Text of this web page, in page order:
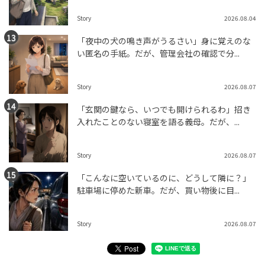
Story 2026.08.04
「夜中の犬の鳴き声がうるさい」身に覚えのな
い匿名の手紙。だが、管理会社の確認で分...
Story 2026.08.07
「玄関の鍵なら、いつでも開けられるわ」招き
入れたことのない寝室を語る義母。だが、...
Story 2026.08.07
「こんなに空いているのに、どうして隣に？」
駐車場に停めた新車。だが、買い物後に目...
Story 2026.08.07